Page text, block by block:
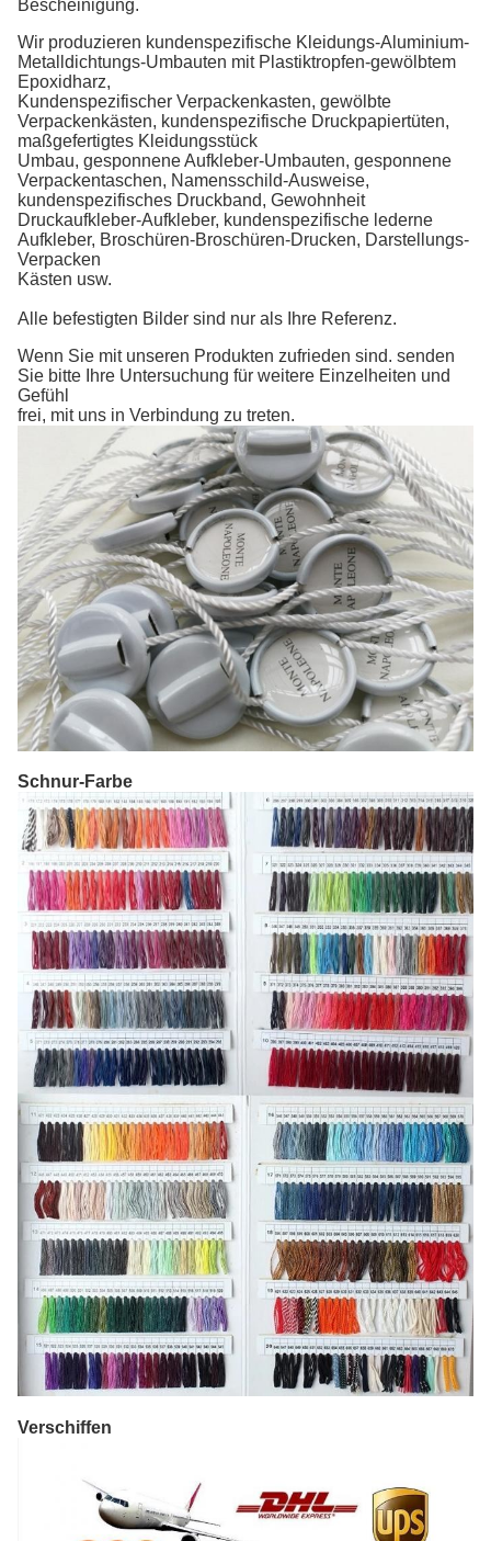
Bescheinigung.
Wir produzieren kundenspezifische Kleidungs-Aluminium-
Metalldichtungs-Umbauten mit Plastiktropfen-gewölbtem
Epoxidharz,
Kundenspezifischer Verpackenkasten, gewölbte
Verpackenkästen, kundenspezifische Druckpapiertüten,
maßgefertigtes Kleidungsstück
Umbau, gesponneneAufkleber-Umbauten, gesponnene
Verpackentaschen, Namensschild-Ausweise,
kundenspezifisches Druckband, Gewohnheit
Druckaufkleber-Aufkleber, kundenspezifische lederne
Aufkleber, Broschüren-Broschüren-Drucken, Darstellungs-
Verpacken
Kästen usw.
Alle befestigten Bilder sind nur als Ihre Referenz.
Wenn Sie mit unseren Produkten zufrieden sind. senden
Sie bitte Ihre Untersuchung für weitere Einzelheiten und
Gefühl
frei, mit uns in Verbindung zu treten.
Schnur-Farbe
Verschiffen